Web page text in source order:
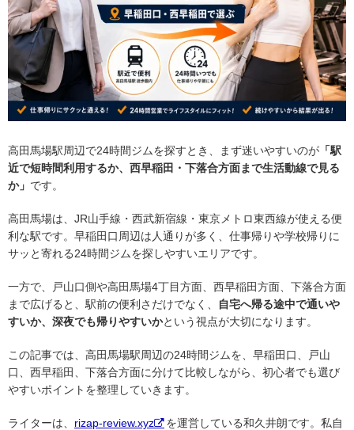
高田馬場駅周辺で24時間ジムを探すとき、まず迷いやすいのが 「駅
近で短時間利用するか、西早稲田・下落合方面まで生活動線で見る
か」 です。
高田馬場は、JR山手線・西武新宿線・東京メトロ東西線が使える便
利な駅です。早稲田口周辺は人通りが多く、仕事帰りや学校帰りに
サッと寄れる24時間ジムを探しやすいエリアです。
一方で、戸山口側や高田馬場4丁目方面、西早稲田方面、下落合方面
まで広げると、駅前の便利さだけでなく、
自宅へ帰る途中で通いや
すいか、深夜でも帰りやすいかという視点が大切になります。
この記事では、高田馬場駅周辺の24時間ジムを、早稲田口、戸山
口、西早稲田、下落合方面に分けて比較しながら、初心者でも選び
やすいポイントを整理していきます。
ライターは、 rizap-review.xyz
を運営している和久井朗です。私自